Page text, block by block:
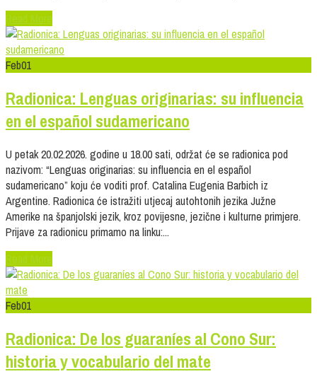
Read More
Feb01
Radionica: Lenguas originarias: su influencia
en el español sudamericano
U petak 20.02.2026. godine u 18.00 sati, održat će se radionica pod
nazivom: “Lenguas originarias: su influencia en el español
sudamericano” koju će voditi prof. Catalina Eugenia Barbich iz
Argentine. Radionica će istražiti utjecaj autohtonih jezika Južne
Amerike na španjolski jezik, kroz povijesne, jezične i kulturne primjere.
Prijave za radionicu primamo na linku:...
Read More
Feb01
Radionica: De los guaraníes al Cono Sur:
historia y vocabulario del mate